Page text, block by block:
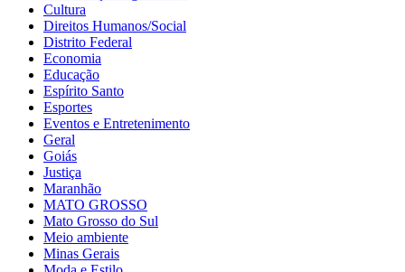
Cultura
Direitos Humanos/Social
Distrito Federal
Economia
Educação
Espírito Santo
Esportes
Eventos e Entretenimento
Geral
Goiás
Justiça
Maranhão
MATO GROSSO
Mato Grosso do Sul
Meio ambiente
Minas Gerais